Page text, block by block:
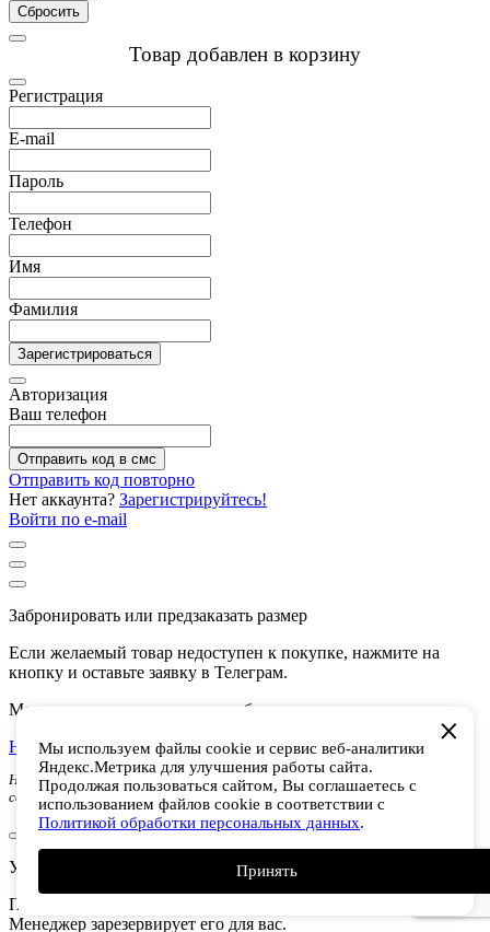
Сбросить
Товар добавлен в корзину
Регистрация
E-mail
Пароль
Телефон
Имя
Фамилия
Зарегистрироваться
Авторизация
Ваш телефон
Отправить код в смс
Отправить код повторно
Нет аккаунта? Зарегистрируйтесь!
Войти по e-mail
Забронировать или предзаказать размер
Если желаемый товар недоступен к покупке, нажмите на
кнопку и оставьте заявку в Телеграм.
Менеджер свяжется с вами и забронирует товар.
Написать в Телеграм
Нажимая кнопку Вы даете согласие на обработку персональных данных в
соответствии с
политикой конфиденциальности
Узнать о поступлении
Перейдите в телеграм, чтобы узнать о поступлении товара.
Менеджер зарезервирует его для вас.
Мы используем файлы cookie и сервис веб-аналитики
Яндекс.Метрика для улучшения работы сайта.
Продолжая пользоваться сайтом, Вы соглашаетесь с
использованием файлов cookie в соответствии с
Политикой обработки персональных данных.
Принять